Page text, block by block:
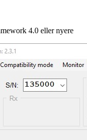
4.0 eller nyere